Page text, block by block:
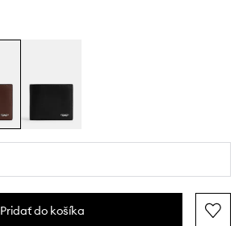
Pridať do košíka